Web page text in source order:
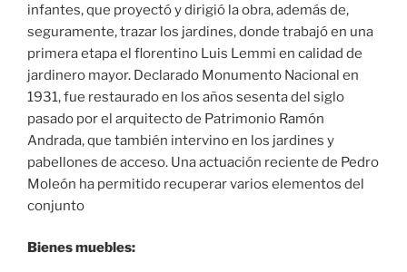
infantes, que proyectó y dirigió la obra, además de,
seguramente, trazar los jardines, donde trabajó en una
primera etapa el florentino Luis Lemmi en calidad de
jardinero mayor. Declarado Monumento Nacional en
1931, fue restaurado en los años sesenta del siglo
pasado por el arquitecto de Patrimonio Ramón
Andrada, que también intervino en los jardines y
pabellones de acceso. Una actuación reciente de Pedro
Moleón ha permitido recuperar varios elementos del
conjunto
Bienes muebles: